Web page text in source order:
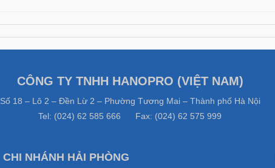
CÔNG TY TNHH HANOPRO (VIỆT NAM)
Số 18 – Lô 2 – Đền Lừ 2 – Phường Tương Mai – Thành phố Hà Nội
Tel: (024) 62 585 666 Fax: (024) 62 575 999
CHI NHÁNH HẢI PHÒNG